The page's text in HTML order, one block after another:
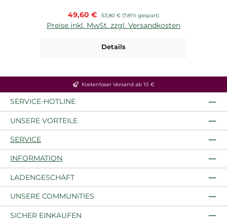
Verkaufspreis:
49,60 € Regulärer Preis:
53,80 € (7.81% gespart)
Preise inkl. MwSt. zzgl. Versandkosten
Details
Kostenloser Versand ab 10 €
SERVICE-HOTLINE
UNSERE VORTEILE
SERVICE
INFORMATION
LADENGESCHÄFT
UNSERE COMMUNITIES
SICHER EINKAUFEN